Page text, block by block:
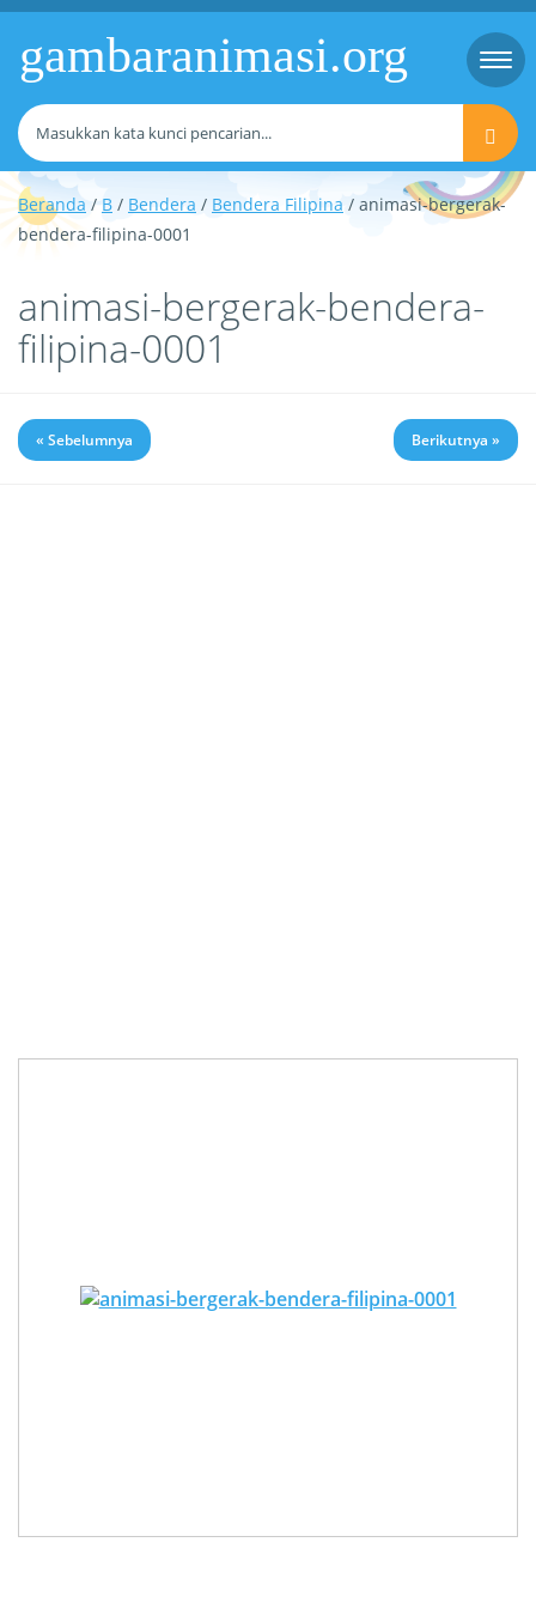
gambaranimasi.org
Beranda /B / Bendera / Bendera Filipina / animasi-bergerak-
bendera-filipina-0001
animasi-bergerak-bendera-
filipina-0001
« Sebelumnya Berikutnya »